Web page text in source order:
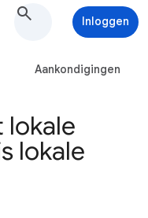
Inloggen
Aankondigingen
lokale
lokale